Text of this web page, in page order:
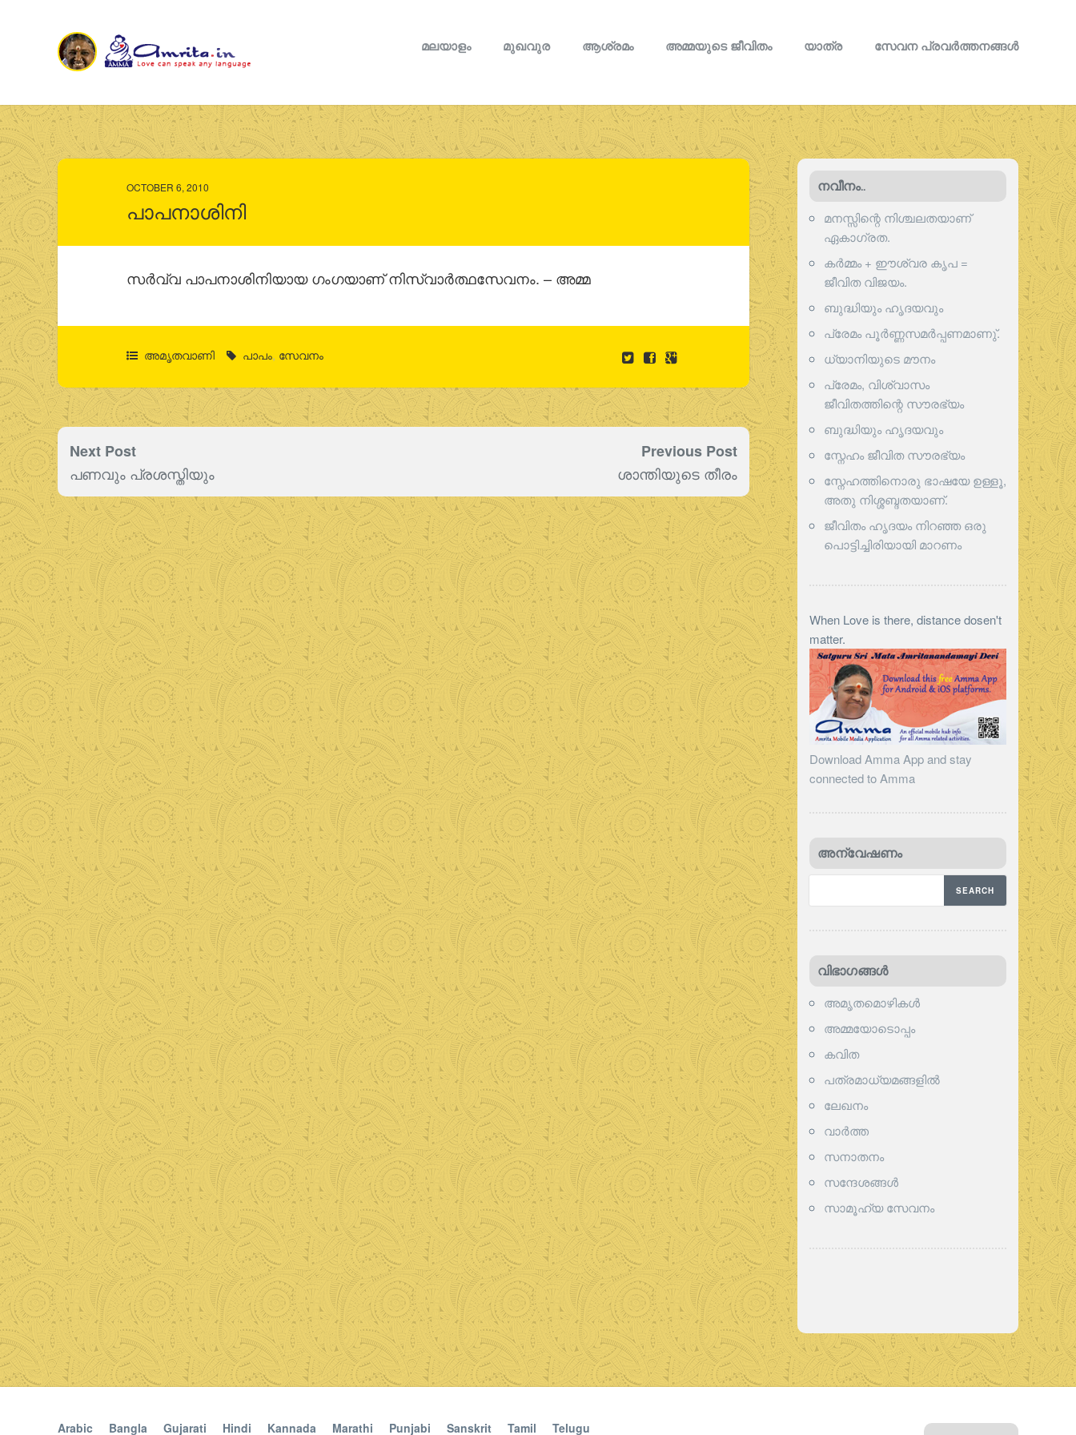
മലയാളം മുഖവുര ആശ്രമം അമ്മയുടെ ജീവിതം യാത്ര സേവന പ്രവര്‍ത്തനങ്ങള്‍
OCTOBER 6, 2010
പാപനാശിനി
സര്‍വ്വ പാപനാശിനിയായ ഗംഗയാണ് നിസ്വാര്‍ത്ഥസേവനം. – അമ്മ
അമൃതവാണി പാപം, സേവനം
Previous Post
ശാന്തിയുടെ തീരം
Next Post
പണവും പ്രശസ്തിയും
നവീനം..
മനസ്സിന്റെ നിശ്ചലതയാണ്
ഏകാഗ്രത.
കർമ്മം + ഈശ്വര കൃപ =
ജീവിത വിജയം.
ബുദ്ധിയും ഹൃദയവും
പ്രേമം പൂര്‍ണ്ണസമര്‍പ്പണമാണു്.
ധ്യാനിയുടെ മൗനം
പ്രേമം, വിശ്വാസം
ജീവിതത്തിന്റെ സൗരഭ്യം
ബുദ്ധിയും ഹൃദയവും
സ്നേഹം ജീവിത സൗരഭ്യം
സ്നേഹത്തിനൊരു ഭാഷയേ ഉള്ളൂ,
അതു നിശ്ശബ്ദതയാണ്.
ജീവിതം ഹൃദയം നിറഞ്ഞ ഒരു
പൊട്ടിച്ചിരിയായി മാറണം
When Love is there, distance dosen't
matter.
Download Amma App and stay
connected to Amma
അന്വേഷണം
വിഭാഗങ്ങള്‍
അമൃതമൊഴികള്‍
അമ്മയോടൊപ്പം
കവിത
പത്രമാധ്യമങ്ങളില്‍
ലേഖനം
വാര്‍ത്ത
സനാതനം
സന്ദേശങ്ങൾ
സാമൂഹ്യ സേവനം
Arabic Bangla Gujarati Hindi Kannada Marathi Punjabi Sanskrit Tamil Telugu